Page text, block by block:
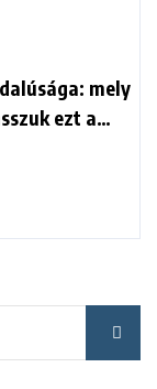
mely
ezt a